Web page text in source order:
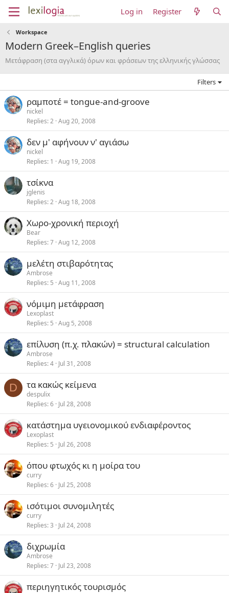
Log in Register
Workspace
Modern Greek–English queries
Μετάφραση (στα αγγλικά) όρων και φράσεων της ελληνικής γλώσσας
Filters
ραμποτέ = tongue-and-groove
nickel
Replies 2 Aug 20, 2008
δεν μ' αφήνουν ν' αγιάσω
nickel
Replies 1 Aug 19, 2008
τσίκνα
jglenis
Replies 2 Aug 18, 2008
Χωρο-χρονική περιοχή
Bear
Replies 7 Aug 12, 2008
μελέτη στιβαρότητας
Ambrose
Replies 5 Aug 11, 2008
νόμιμη μετάφραση
Lexoplast
Replies 5 Aug 5, 2008
επίλυση (π.χ. πλακών) = structural calculation
Ambrose
Replies 4 Jul 31, 2008
D τα κακώς κείμενα
despulix
Replies 6 Jul 28, 2008
κατάστημα υγειονομικού ενδιαφέροντος
Lexoplast
Replies 5 Jul 26, 2008
όπου φτωχός κι η μοίρα του
curry
Replies 6 Jul 25, 2008
ισότιμοι συνομιλητές
curry
Replies 3 Jul 24, 2008
διχρωμία
Ambrose
Replies 7 Jul 23, 2008
περιηγητικός τουρισμός